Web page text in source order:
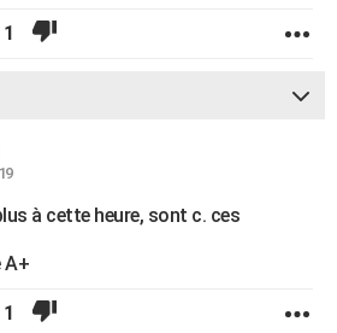
1
à cette heure, sont c. ces
A+
1